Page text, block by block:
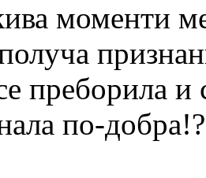
моменти
преборила
по-